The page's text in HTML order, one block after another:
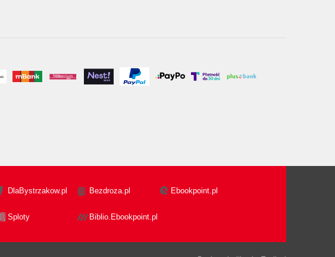
DlaBystrzakow.pl Bezdroza.pl Ebookpoint.pl
Sploty Biblio.Ebookpoint.pl